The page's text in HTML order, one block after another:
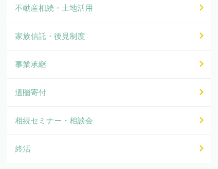
不動産相続・土地活用
家族信託・後見制度
事業承継
遺贈寄付
相続セミナー・相談会
終活